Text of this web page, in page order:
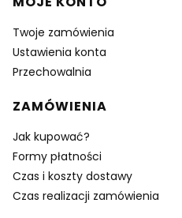
Twoje zamówienia
Ustawienia konta
Przechowalnia
ZAMÓWIENIA
Jak kupować?
Formy płatności
Czas i koszty dostawy
Czas realizacji zamówienia